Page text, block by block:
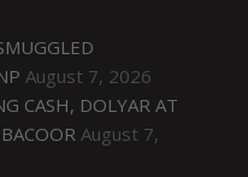
August 7, 2026
CASH, DOLYAR AT
August 7,